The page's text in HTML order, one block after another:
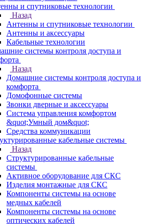
и спутниковые технологии
Назад
Антенны и спутниковые технологии
Антенны и аксессуары
Кабельные технологии
системы контроля доступа и
Назад
Домашние системы контроля доступа и
комфорта
Домофонные системы
Звонки дверные и аксессуары
Система управления комфортом
&quot;Умный дом&quot;
Средства коммуникации
кабельные системы
Назад
Структурированные кабельные
системы
Активное оборудование для СКС
Изделия монтажные для СКС
Компоненты системы на основе
медных кабелей
Компоненты системы на основе
оптических кабелей